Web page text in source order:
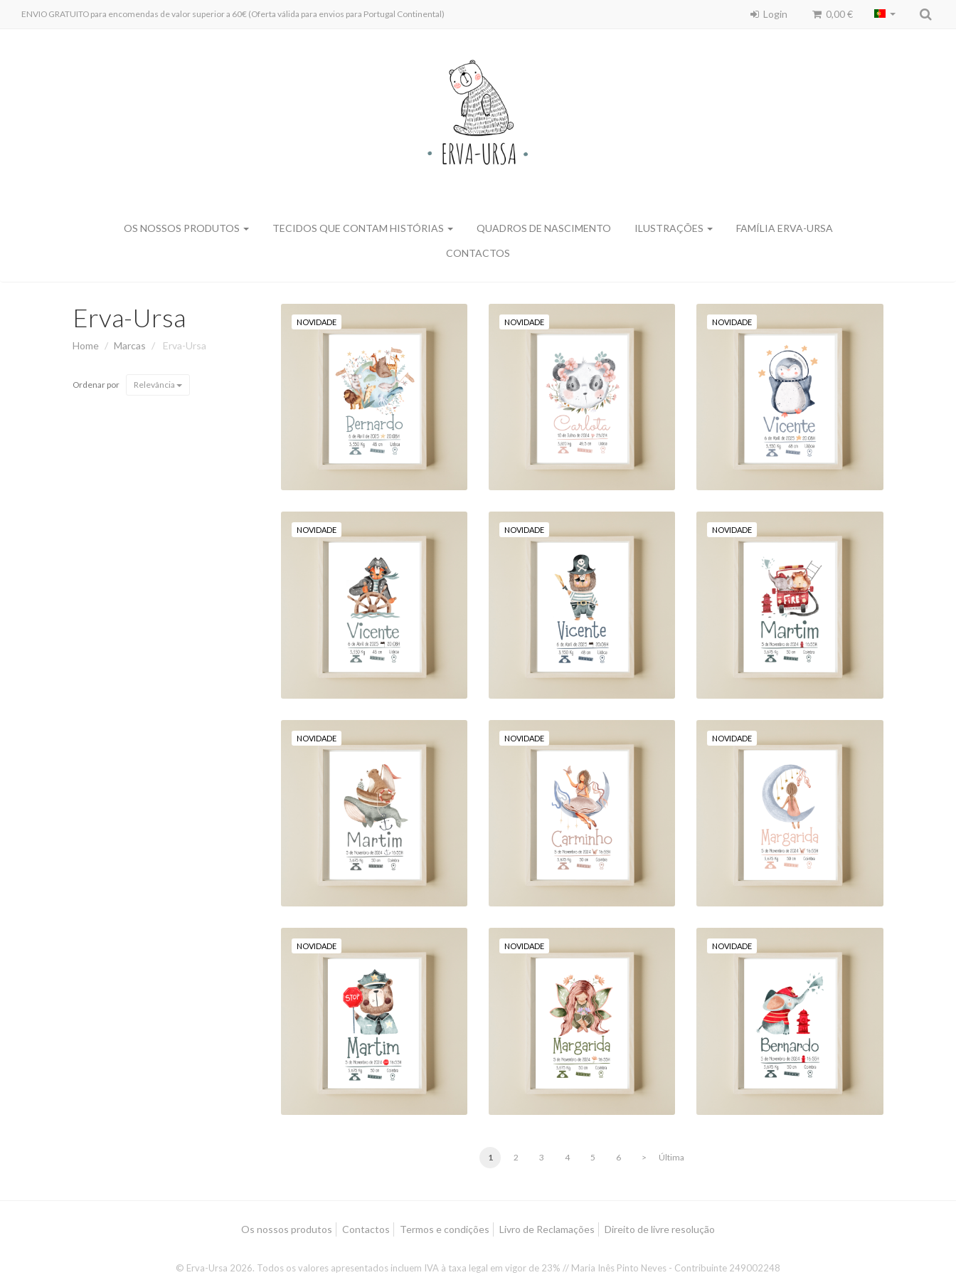
ENVIO GRATUITO para encomendas de valor superior a 60€ (Oferta válida para envios para Portugal Continental) Login 0,00 €
OS NOSSOS PRODUTOS TECIDOS QUE CONTAM HISTÓRIAS QUADROS DE NASCIMENTO ILUSTRAÇÕES FAMÍLIA ERVA-URSA
CONTACTOS
Erva-Ursa
Home Marcas Erva-Ursa
Ordenar por Relevância
NOVIDADE
PEQUENOS
HABITANTES DO
GRANDE MUNDO
18,00 €
NOVIDADE
"PANDA EM FLOR"
18,00 €
NOVIDADE
"PINGUIM CÓSMICO"
18,00 €
NOVIDADE
"ÀS ORDENS, CAPITÃO!"
18,00 €
NOVIDADE
"PIRATAS À VISTA!"
18,00 €
NOVIDADE
"HERÓIS DE QUATRO
PATAS"
18,00 €
NOVIDADE
"AVENTURAS EM ALTO-
MAR"
18,00 €
NOVIDADE
"UMA BAILARINA E
UMA BORBOLETA,
JUNTAS AO LUAR"
18,00 €
NOVIDADE
"OS SONHOS DE UMA
PEQUENA BAILARINA"
18,00 €
NOVIDADE
"PATRULHA PELUDA"
18,00 €
NOVIDADE
"AS FLORES MÁGICAS
DE UMA PEQUENA
FADA"
18,00 €
NOVIDADE
"AVENTURAS DE UM
ELEFANTE BOMBEIRO"
18,00 €
1 2 3 4 5 6 > Última
Os nossos produtos Contactos Termos e condições Livro de Reclamações Direito de livre resolução
© Erva-Ursa 2026. Todos os valores apresentados incluem IVA à taxa legal em vigor de 23% // Maria Inês Pinto Neves - Contribuinte 249002248